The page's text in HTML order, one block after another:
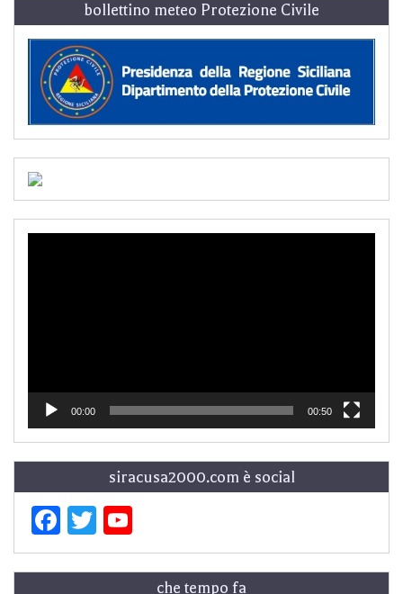
bollettino meteo Protezione Civile
00:00 00:50
siracusa2000.com è social
Facebook
Twitter
che tempo fa